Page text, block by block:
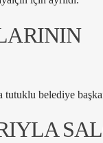
belediye